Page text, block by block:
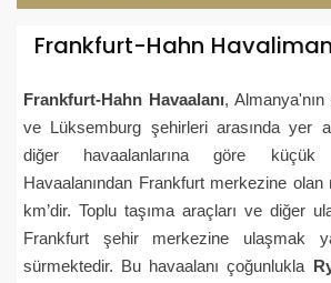
Frankfurt-Hahn
Frankfurt-Hahn Havaalanı, Almanya'nın
ve Lüksemburg şehirleri arasında yer
diğer havaalanlarına göre küçük
Havaalanından Frankfurt merkezine
km’dir. Toplu taşıma araçları ve diğer
Frankfurt şehir merkezine ulaşmak
sürmektedir. Bu havaalanı çoğunlukla